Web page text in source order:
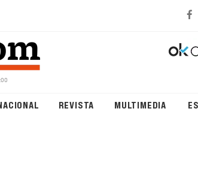
REVISTA MULTIMEDIA